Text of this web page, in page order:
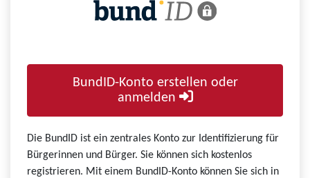
BundID-Konto erstellen oder
anmelden
Die BundID ist ein zentrales Konto zur Identifizierung für
Bürgerinnen und Bürger. Sie können sich kostenlos
registrieren. Mit einem BundID-Konto können Sie sich in